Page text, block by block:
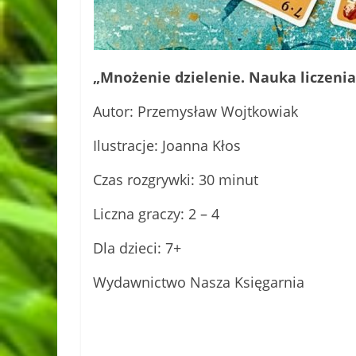
„Mnożenie dzielenie. Nauka
Autor: Przemysław Wojtkowiak
Ilustracje: Joanna Kłos
Czas rozgrywki: 30 minut
Liczna graczy: 2 – 4
Dla dzieci: 7+
Wydawnictwo Nasza Księgarnia